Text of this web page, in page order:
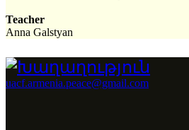
Teacher
Anna Galstyan
uacf.armenia.peace@gmail.com